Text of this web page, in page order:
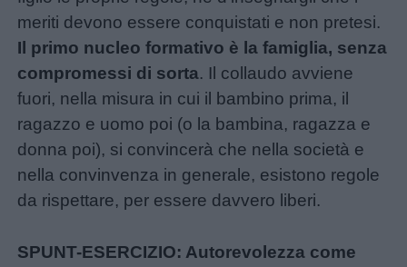
meriti devono essere conquistati e non pretesi.
Il primo nucleo formativo è la famiglia, senza
compromessi di sorta. Il collaudo avviene
fuori, nella misura in cui il bambino prima, il
ragazzo e uomo poi (o la bambina, ragazza e
donna poi), si convincerà che nella società e
nella convinvenza in generale, esistono regole
da rispettare, per essere davvero liberi.
SPUNT-ESERCIZIO: Autorevolezza come